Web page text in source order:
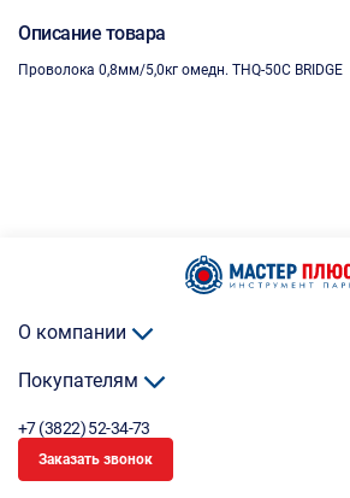
Описание товара
Проволока 0,8мм/5,0кг омедн. THQ-50C BRIDGE
О компании
Покупателям
+7 (3822) 52-34-73
Заказать звонок